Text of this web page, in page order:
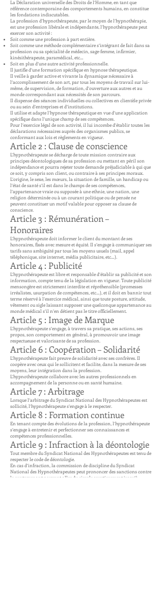
La Déclaration universelle des Droits de l’Homme, en tant que
référence contemporaine des comportements humains, en constitue
les fondations indiscutables.
La profession d’hypnothérapeute, par le moyen de l’hypnothérapie,
est une profession libérale et indépendante, l’hypnothérapeute peut
exercer son activité :
Soit comme une profession à part entière.
Soit comme une méthode complémentaire s’intégrant de fait dans sa
profession ou sa spécialité de médecin, sage-femme, infirmier,
kinésithérapeute, paramédical, etc…
Soit en plus d’une autre activité professionnelle.
Il justifie d’une formation spécifique en hypnose thérapeutique.
Il veille à garder active et vivante la dynamique nécessaire à
l’accomplissement de son art, par tous les moyens de travail sur lui-
même, de supervision, de formation, d’ouverture aux autres et au
monde correspondant aux nécessités de son parcours.
Il dispense des séances individuelles ou collectives en clientèle privée
ou au sein d’entreprises et d’institutions.
Il utilise et adapte l’hypnose thérapeutique en vue d’une application
spécifique dans l’unique champ de ses compétences.
Pour l’exercice légal de son activité, il lui incombe d’établir toutes les
déclarations nécessaires auprès des organismes publics, se
conformant aux lois et règlements en vigueur.
Article 2 : Clause de conscience
L’hypnothérapeute se décharge de toute mission contraire aux
principes déontologiques de sa profession ou mettant en péril son
indépendance et pourra rejeter toute demande préjudiciable à qui que
ce soit, y compris son client, ou contraire à ses principes moraux.
L’origine, le sexe, les mœurs, la situation de famille, un handicap ou
l’état de santé s’il est dans le champs de ses compétences,
l’appartenance vraie ou supposée à une ethnie, une nation, une
religion déterminée ou à un courant politique ou de pensée ne
peuvent constituer un motif valable pour opposer sa clause de
conscience.
Article 3 : Rémunération –
Honoraires
L’hypnothérapeute doit informer le client du montant de ses
honoraires, fixés avec mesure et équité. Il s’engage à communiquer ses
tarifs sans ambiguïté par tous les moyens usuels (mail, appel
téléphonique, site internet, média publicitaire, etc…).
Article 4 : Publicité
L’hypnothérapeute est libre et responsable d’établir sa publicité et son
information, compte tenu de la législation en vigueur. Toute publicité
mensongère est strictement interdite et répréhensible (promesses
irréalistes, usurpation de compétences, etc…), et il doit en bannir tout
terme réservé à l’exercice médical, ainsi que toute posture, attitude,
vêtement ou sigle laissant supposer une quelconque appartenance au
monde médical s’il n’en détient pas le titre officiellement.
Article 5 : Image de Marque
L’hypnothérapeute s’engage, à travers sa pratique, ses actions, ses
propos, son comportement en général, à promouvoir une image
respectueuse et valorisante de sa profession.
Article 6 : Coopération – Solidarité
L’hypnothérapeute fait preuve de solidarité avec ses confrères. Il
coopère avec ceux qui le sollicitent et facilite, dans la mesure de ses
moyens, leur intégration dans la profession.
L’hypnothérapeute collabore avec les autres professionnels en
accompagnement de la personne ou en santé humaine.
Article 7 : Arbitrage
Lorsque l’arbitrage du Syndicat National des Hypnothérapeutes est
sollicité, l’hypnothérapeute s’engage à le respecter.
Article 8 : Formation continue
En tenant compte des évolutions de la profession, l’hypnothérapeute
s’engage à entretenir et perfectionner ses connaissances et
compétences professionnelles.
Article 9 : Infraction à la déontologie
Tout membre du Syndicat National des Hypnothérapeutes est tenu de
respecter le code de déontologie.
En cas d’infraction, la commission de discipline du Syndicat
National des Hypnothérapeutes peut prononcer des sanctions contre
le contrevenant pouvant aller du simple avertissement jusqu’à